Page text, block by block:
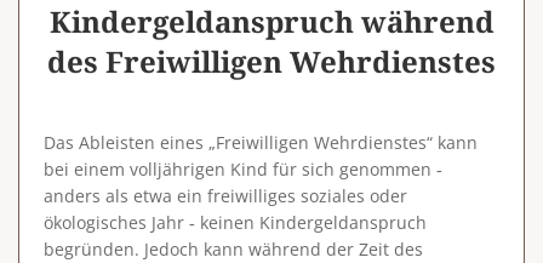
Kindergeldanspruch während
des Freiwilligen Wehrdienstes
Das Ableisten eines „Freiwilligen Wehrdienstes“ kann
bei einem volljährigen Kind für sich genommen ‑
anders als etwa ein freiwilliges soziales oder
ökologisches Jahr ‑ keinen Kindergeldanspruch
begründen. Jedoch kann während der Zeit des